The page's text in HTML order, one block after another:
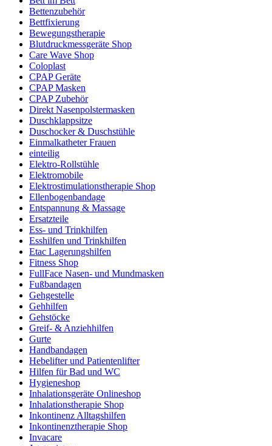
Bettenzubehör
Bettfixierung
Bewegungstherapie
Blutdruckmessgeräte Shop
Care Wave Shop
Coloplast
CPAP Geräte
CPAP Masken
CPAP Zubehör
Direkt Nasenpolstermasken
Duschklappsitze
Duschocker & Duschstühle
Einmalkatheter Frauen
einteilig
Elektro-Rollstühle
Elektromobile
Elektrostimulationstherapie Shop
Ellenbogenbandage
Entspannung & Massage
Ersatzteile
Ess- und Trinkhilfen
Esshilfen und Trinkhilfen
Etac Lagerungshilfen
Fitness Shop
FullFace Nasen- und Mundmasken
Fußbandagen
Gehgestelle
Gehhilfen
Gehstöcke
Greif- & Anziehhilfen
Gurte
Handbandagen
Hebelifter und Patientenlifter
Hilfen für Bad und WC
Hygieneshop
Inhalationsgeräte Onlineshop
Inhalationstherapie Shop
Inkontinenz Alltagshilfen
Inkontinenztherapie Shop
Invacare